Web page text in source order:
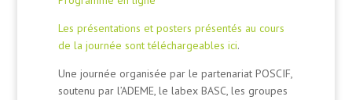
Les présentations et posters présentés au cours
de la journée sont téléchargeables ici.
Une journée organisée par le partenariat POSCIF,
soutenu par l’ADEME, le labex BASC, les groupes